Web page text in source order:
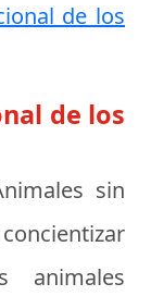
de los
de los
sin
animales